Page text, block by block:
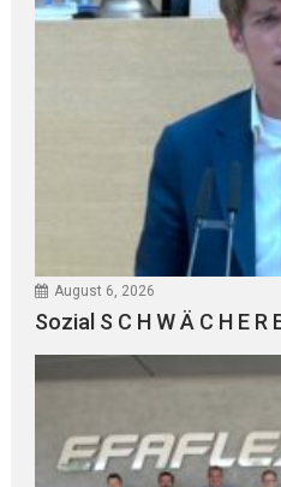
August 6, 2026
Sozial S C H W Ä C H E